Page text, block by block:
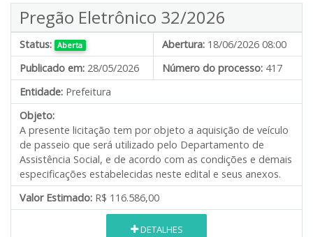
Pregão Eletrônico 32/2026
Status: Aberta Abertura: 18/06/2026 08:00
Publicado em: 28/05/2026 Número do processo: 417
Entidade: Prefeitura
Objeto:
A presente licitação tem por objeto a aquisição de veículo
de passeio que será utilizado pelo Departamento de
Assistência Social, e de acordo com as condições e demais
especificações estabelecidas neste edital e seus anexos.
Valor Estimado: R$ 116.586,00
DETALHES